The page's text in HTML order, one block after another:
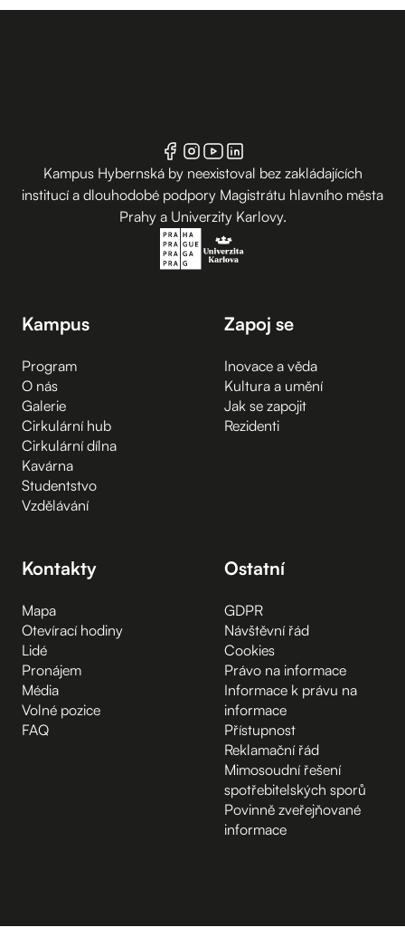
Kampus Hybernská by neexistoval bez zakládajících
institucí a dlouhodobé podpory Magistrátu hlavního města
Prahy a Univerzity Karlovy.
Kampus
Program
O nás
Galerie
Cirkulární hub
Cirkulární dílna
Kavárna
Studentstvo
Vzdělávání
Zapoj se
Inovace a věda
Kultura a umění
Jak se zapojit
Rezidenti
Kontakty
Mapa
Otevírací hodiny
Lidé
Pronájem
Média
Volné pozice
FAQ
Ostatní
GDPR
Návštěvní řád
Cookies
Právo na informace
Informace k právu na
informace
Přístupnost
Reklamační řád
Mimosoudní řešení
spotřebitelských sporů
Povinně zveřejňované
informace